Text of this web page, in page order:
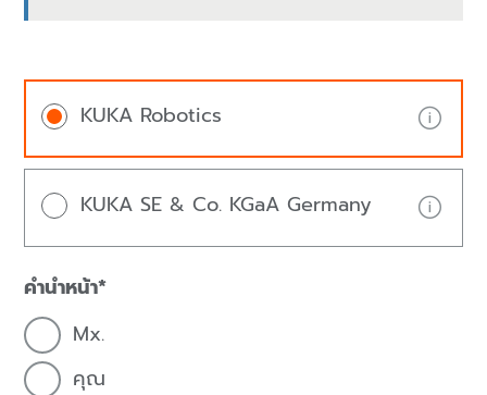
KUKA Robotics
KUKA SE & Co. KGaA Germany
คำนำหน้า
Mx.
คุณ